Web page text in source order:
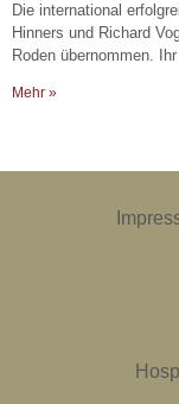
Die international
Hinners und Richard
Roden übernommen.
Mehr »